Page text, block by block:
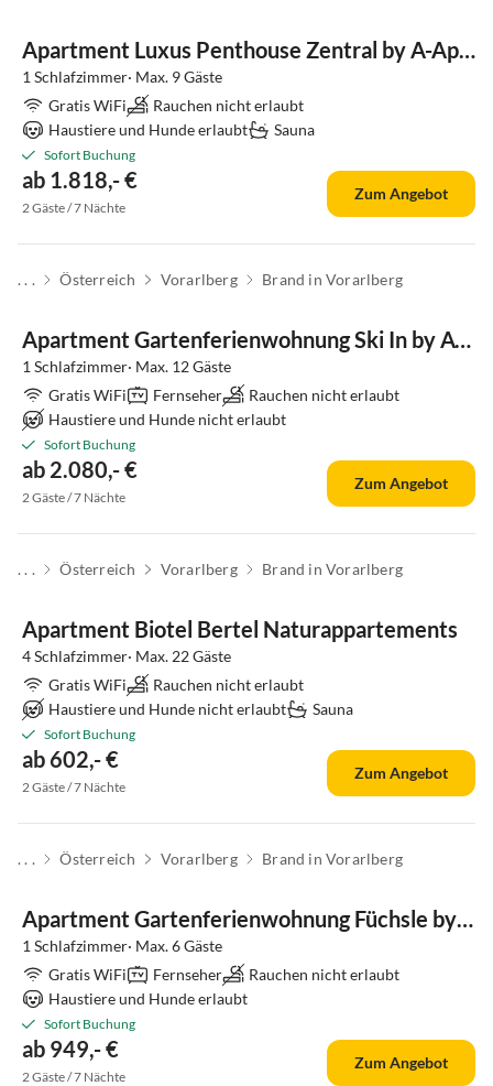
Apartment Luxus Penthouse Zentral by A-Appartments
1 Schlafzimmer· Max. 9 Gäste
Gratis WiFi
Rauchen nicht erlaubt
Haustiere und Hunde erlaubt
Sauna
Sofort Buchung
ab 1.818,- €
2 Gäste / 7 Nächte
Zum Angebot
. . . Österreich Vorarlberg Brand in Vorarlberg
Apartment Gartenferienwohnung Ski In by A-Appartments
1 Schlafzimmer· Max. 12 Gäste
Gratis WiFi
Fernseher
Rauchen nicht erlaubt
Haustiere und Hunde nicht erlaubt
Sofort Buchung
ab 2.080,- €
2 Gäste / 7 Nächte
Zum Angebot
. . . Österreich Vorarlberg Brand in Vorarlberg
Apartment Biotel Bertel Naturappartements
4 Schlafzimmer· Max. 22 Gäste
Gratis WiFi
Rauchen nicht erlaubt
Haustiere und Hunde nicht erlaubt
Sauna
Sofort Buchung
ab 602,- €
2 Gäste / 7 Nächte
Zum Angebot
. . . Österreich Vorarlberg Brand in Vorarlberg
Apartment Gartenferienwohnung Füchsle by A-Appartments
1 Schlafzimmer· Max. 6 Gäste
Gratis WiFi
Fernseher
Rauchen nicht erlaubt
Haustiere und Hunde erlaubt
Sofort Buchung
ab 949,- €
2 Gäste / 7 Nächte
Zum Angebot